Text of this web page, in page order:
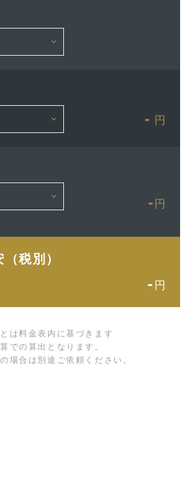
- 円
- 円
税別）
- 円
は料金表内に基づきます
での算出となります。
場合は別途ご依頼ください。